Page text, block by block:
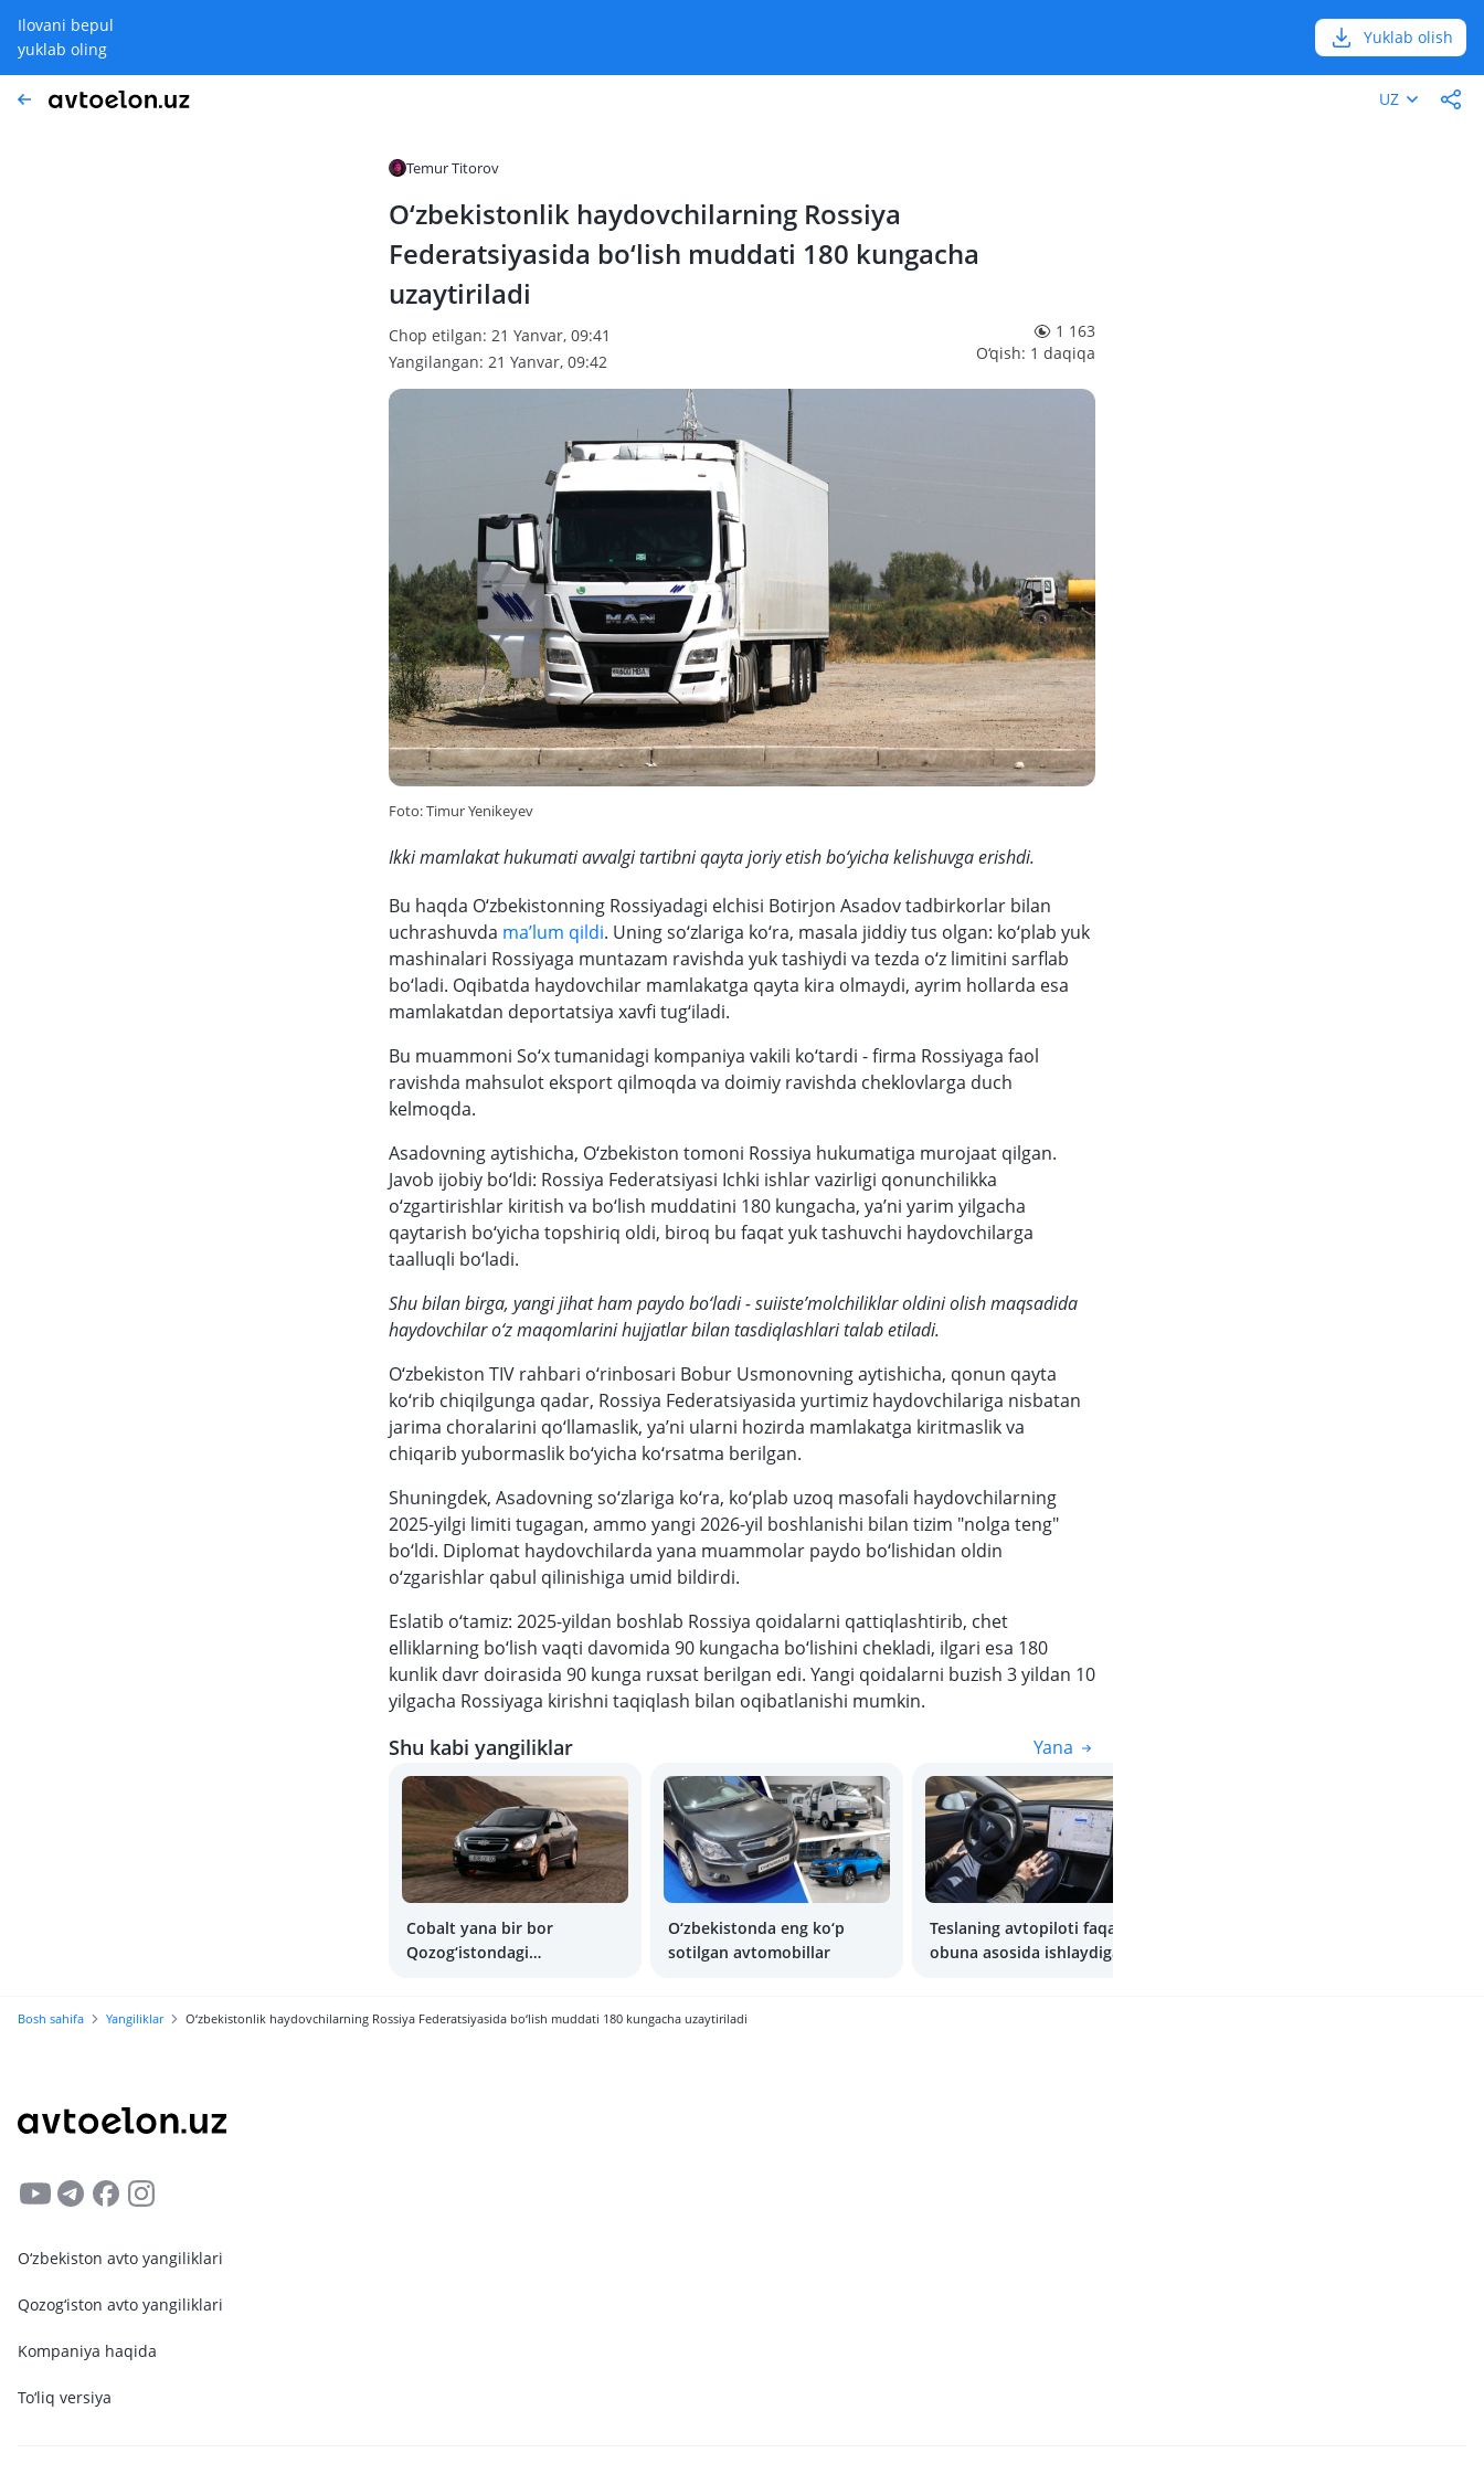
Ilovani bepul
yuklab oling
Yuklab olish
UZ
Temur Titorov
O‘zbekistonlik haydovchilarning Rossiya
Federatsiyasida bo‘lish muddati 180 kungacha
uzaytiriladi
Chop etilgan: 21 Yanvar, 09:41
Yangilangan: 21 Yanvar, 09:42
1 163
O‘qish: 1 daqiqa
Foto: Timur Yenikeyev
Ikki mamlakat hukumati avvalgi tartibni qayta joriy etish bo‘yicha kelishuvga erishdi.
Bu haqda O‘zbekistonning Rossiyadagi elchisi Botirjon Asadov tadbirkorlar bilan
uchrashuvda ma’lum qildi. Uning so‘zlariga ko‘ra, masala jiddiy tus olgan: ko‘plab yuk
mashinalari Rossiyaga muntazam ravishda yuk tashiydi va tezda o‘z limitini sarflab
bo‘ladi. Oqibatda haydovchilar mamlakatga qayta kira olmaydi, ayrim hollarda esa
mamlakatdan deportatsiya xavfi tug‘iladi.
Bu muammoni So‘x tumanidagi kompaniya vakili ko‘tardi - firma Rossiyaga faol
ravishda mahsulot eksport qilmoqda va doimiy ravishda cheklovlarga duch
kelmoqda.
Asadovning aytishicha, O‘zbekiston tomoni Rossiya hukumatiga murojaat qilgan.
Javob ijobiy bo‘ldi: Rossiya Federatsiyasi Ichki ishlar vazirligi qonunchilikka
o‘zgartirishlar kiritish va bo‘lish muddatini 180 kungacha, ya’ni yarim yilgacha
qaytarish bo‘yicha topshiriq oldi, biroq bu faqat yuk tashuvchi haydovchilarga
taalluqli bo‘ladi.
Shu bilan birga, yangi jihat ham paydo bo‘ladi - suiiste’molchiliklar oldini olish maqsadida
haydovchilar o‘z maqomlarini hujjatlar bilan tasdiqlashlari talab etiladi.
O‘zbekiston TIV rahbari o‘rinbosari Bobur Usmonovning aytishicha, qonun qayta
ko‘rib chiqilgunga qadar, Rossiya Federatsiyasida yurtimiz haydovchilariga nisbatan
jarima choralarini qo‘llamaslik, ya’ni ularni hozirda mamlakatga kiritmaslik va
chiqarib yubormaslik bo‘yicha ko‘rsatma berilgan.
Shuningdek, Asadovning so‘zlariga ko‘ra, ko‘plab uzoq masofali haydovchilarning
2025-yilgi limiti tugagan, ammo yangi 2026-yil boshlanishi bilan tizim "nolga teng"
bo‘ldi. Diplomat haydovchilarda yana muammolar paydo bo‘lishidan oldin
o‘zgarishlar qabul qilinishiga umid bildirdi.
Eslatib o‘tamiz: 2025-yildan boshlab Rossiya qoidalarni qattiqlashtirib, chet
elliklarning bo‘lish vaqti davomida 90 kungacha bo‘lishini chekladi, ilgari esa 180
kunlik davr doirasida 90 kunga ruxsat berilgan edi. Yangi qoidalarni buzish 3 yildan 10
yilgacha Rossiyaga kirishni taqiqlash bilan oqibatlanishi mumkin.
Shu kabi yangiliklar Yana
Cobalt yana bir bor
Qozog‘istondagi
O‘zbekistonda eng ko‘p
sotilgan avtomobillar
Teslaning avtopiloti faqat
obuna asosida ishlaydigan
Bosh sahifa Yangiliklar O‘zbekistonlik haydovchilarning Rossiya Federatsiyasida bo‘lish muddati 180 kungacha uzaytiriladi
O‘zbekiston avto yangiliklari
Qozog‘iston avto yangiliklari
Kompaniya haqida
To‘liq versiya